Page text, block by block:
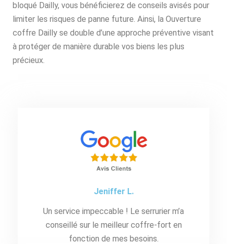
bloqué Dailly, vous bénéficierez de conseils avisés pour
limiter les risques de panne future. Ainsi, la Ouverture
coffre Dailly se double d’une approche préventive visant
à protéger de manière durable vos biens les plus
précieux.
Jeniffer L.
Un service impeccable ! Le serrurier m’a
conseillé sur le meilleur coffre-fort en
fonction de mes besoins.